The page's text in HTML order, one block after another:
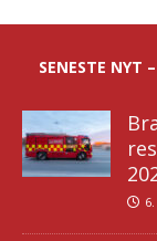
SENESTE NYT